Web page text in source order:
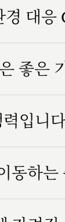
대응
좋은
입니
동하는